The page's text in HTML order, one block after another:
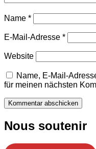
Name *
E-Mail-Adresse *
Website
Name, E-Mail-
für meinen nächsten
Nous soutenir